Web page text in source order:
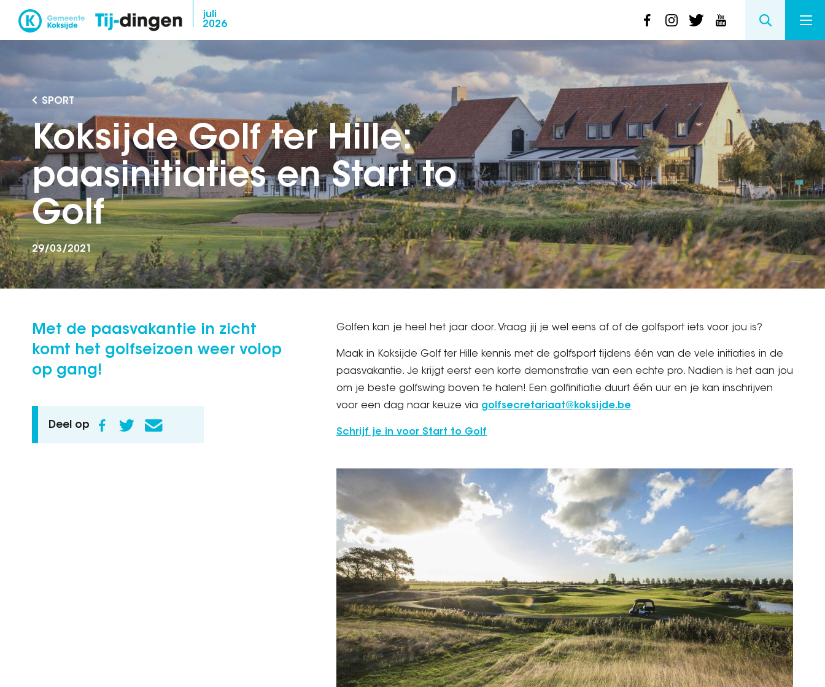
Overslaan
naar
inhoud
juli
2026
SPORT
Koksijde Golf ter Hille:
paasinitiaties en Start to
Golf
29/03/2021
Met de paasvakantie in zicht
komt het golfseizoen weer volop
op gang!
Deel op
Golfen kan je heel het jaar door. Vraag jij je wel eens af of de golfsport iets voor jou is?
Maak in Koksijde Golf ter Hille kennis met de golfsport tijdens één van de vele initiaties in de
paasvakantie. Je krijgt eerst een korte demonstratie van een echte pro. Nadien is het aan jou
om je beste golfswing boven te halen! Een golfinitiatie duurt één uur en je kan inschrijven
voor een dag naar keuze via golfsecretariaat@koksijde.be
Schrijf je in voor Start to Golf